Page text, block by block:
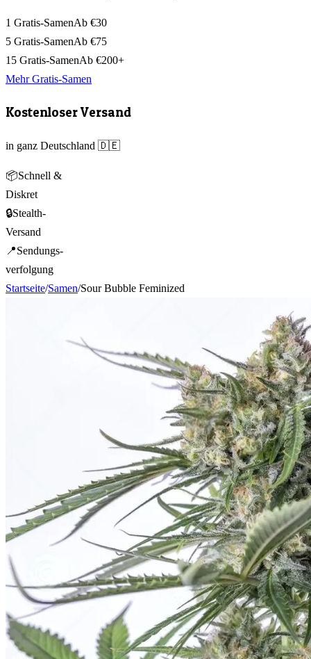
1 Gratis-SamenAb €30
5 Gratis-SamenAb €75
15 Gratis-SamenAb €200+
Mehr Gratis-Samen
Kostenloser Versand
in ganz Deutschland 🇩🇪
📦Schnell &
Diskret
🔒Stealth-
Versand
📍Sendungs-
verfolgung
Startseite/Samen/Sour Bubble Feminized